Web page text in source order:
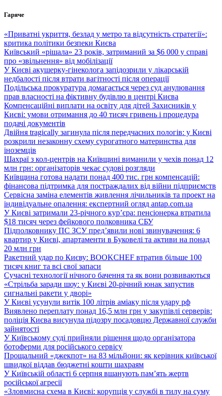
Перейти
вмісту
Гаряче
«Приватні укриття, безлад у метро та відсутність стратегії»:
критика політики безпеки Києва
Київський «рішала» 23 років, затриманий за $6 000 у справі
про «звільнення» від мобілізації
У Києві акушерку-гінеколога запідозрили у лікарській
недбалості після втрати вагітності після операції
Подільська прокуратура домагається через суд анулювання
прав власності на фіктивну будівлю в центрі Києва
Компенсаційні виплати на освіту для дітей Захисників у
Києві: умови отримання до 40 тисяч гривень і процедура
подачі документів
Двійня tragically загинула після передчасних пологів: у Києві
розкрили незаконну схему сурогатного материнства для
іноземців
Шахраї з кол-центрів на Київщині виманили у чехів понад 12
млн грн: організаторів чекає судові розгляди
Київщина готова надати понад 400 тис. грн компенсацій:
фінансова підтримка для постраждалих від війни підприємств
Сервісна заміна елементів живлення лічильників та проект на
індивідуальне опалення: експертний огляд antap.com.ua
У Києві затримали 23-річного кур’єра: пенсіонерка втратила
$18 тисяч через фейкового полковника СБУ
Підполковнику ПС ЗСУ пред’явили нові звинувачення: 6
квартир у Києві, апартаменти в Буковелі та активи на понад
20 млн грн
Ракетний удар по Києву: BOOKCHEF втратив більше 100
тисяч книг та всі свої запаси
Сучасні технології нічного бачення та як вони розвиваються
«Стрільба заради шоу: у Києві 20-річний юнак запустив
сигнальні ракети у дворі»
У Києві усунули витік 100 літрів аміаку після удару рф
Виявлено переплату понад 16,5 млн грн у закупівлі серверів:
поліція Києва висунула підозру посадовцю Державної служби
зайнятості
У Київському суді прийняли рішення щодо організатора
ботоферми для російського сервісу
Прощальний «джекпот» на 83 мільйони: як керівник київської
швидкої віддав бюджетні кошти шахраям
У Київській області 6 серпня вшанують пам’ять жертв
російської агресії
«Зловмисна схема в Києві: корупція у службі в тилу на суму